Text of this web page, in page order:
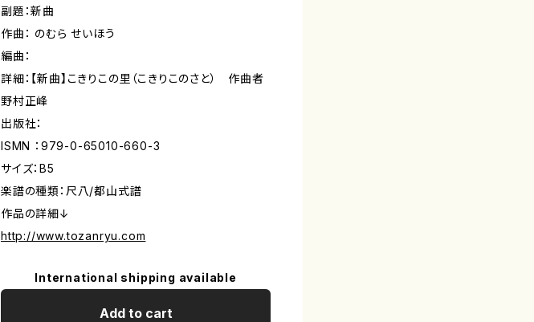
副題：新曲
作曲： のむら せいほう
編曲：
詳細：【新曲】こきりこの里（こきりこのさと） 作曲者
野村正峰
出版社：
ISMN ：979-0-65010-660-3
サイズ：B5
楽譜の種類：尺八/都山式譜
作品の詳細↓
http://www.tozanryu.com
International shipping available
Add to cart